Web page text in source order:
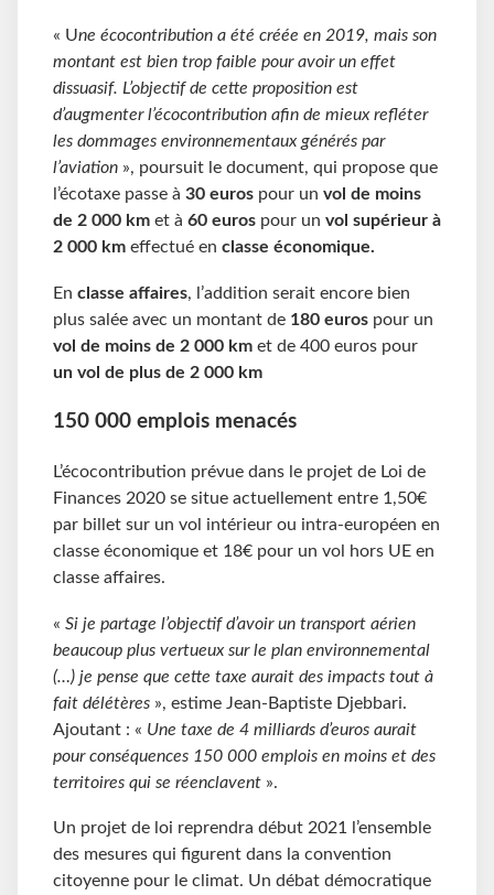
« Une écocontribution a été créée en 2019, mais son
montant est bien trop faible pour avoir un effet
dissuasif. L’objectif de cette proposition est
d’augmenter l’écocontribution afin de mieux refléter
les dommages environnementaux générés par
l’aviation », poursuit le document, qui propose que
l’écotaxe passe à 30 euros pour un vol de moins
de 2 000 km et à 60 euros pour un vol supérieur à
2 000 km effectué en classe économique.
En classe affaires, l’addition serait encore bien
plus salée avec un montant de 180 euros pour un
vol de moins de 2 000 km et de 400 euros pour
un vol de plus de 2 000 km
150 000 emplois menacés
L’écocontribution prévue dans le projet de Loi de
Finances 2020 se situe actuellement entre 1,50€
par billet sur un vol intérieur ou intra-européen en
classe économique et 18€ pour un vol hors UE en
classe affaires.
« Si je partage l’objectif d’avoir un transport aérien
beaucoup plus vertueux sur le plan environnemental
(…) je pense que cette taxe aurait des impacts tout à
fait délétères », estime Jean-Baptiste Djebbari.
Ajoutant : « Une taxe de 4 milliards d’euros aurait
pour conséquences 150 000 emplois en moins et des
territoires qui se réenclavent ».
Un projet de loi reprendra début 2021 l’ensemble
des mesures qui figurent dans la convention
citoyenne pour le climat. Un débat démocratique